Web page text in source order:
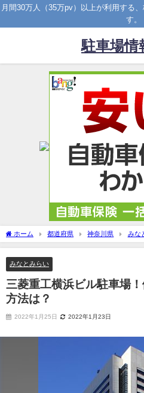
月間30万人（35万pv）以上が利用する
す。
駐車場情
ホーム 都道府県 神奈川県 みな
値段割引はある？予約方法は？
みなとみらい
三菱重工横浜ビル駐車場
方法は？
2022年1月25日 2022年1月23日